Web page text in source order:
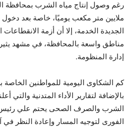
ملايين متر مكعب يوميًا، خاصة بعد
الجديدة الخدمة، إلا أن أزمة
مناطق واسعة بالمحافظة، في مشهد
إدارة المنظومة.
كم الشكاوى اليومية للمواطنين
بالإضافة لتقارير الأداء المتدنية والتي
الشرب والصرف الصحى يحتم علي رئيس
الفورى لتوجيه المسار وإعادة النظر في